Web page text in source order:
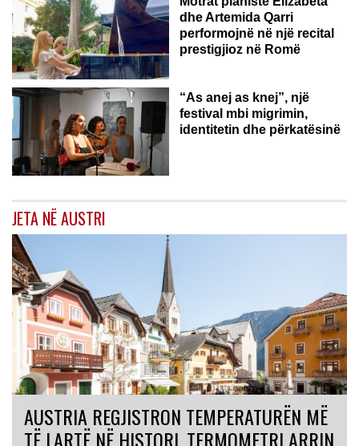
dhe Artemida Qarri
performojnë në një recital
prestigjioz në Romë
“As anej as knej”, një
festival mbi migrimin,
identitetin dhe përkatësinë
JETA NË AUSTRI
AUSTRIA REGJISTRON TEMPERATURËN MË
TË LARTË NË HISTORI, TERMOMETRI ARRIN